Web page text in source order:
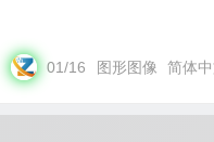
01/16 图形图像 简体